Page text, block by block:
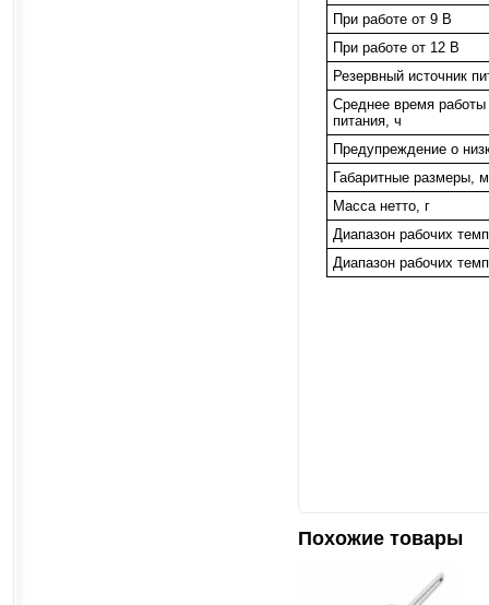
При работе от 9 В
При работе от 12 В
Резервный источник
Среднее время работы
питания, ч
Предупреждение о
Габаритные размеры,
Масса нетто, г
Диапазон рабочих
Диапазон рабочих
Похожие товары